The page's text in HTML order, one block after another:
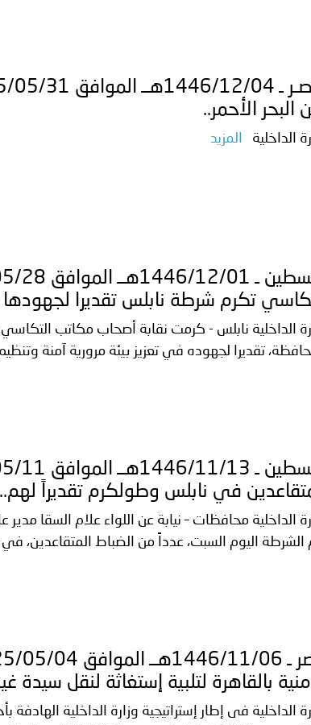
بتعيين اللواء حمد أحمد المنيفي وكيل وزارة
لمجلس وزراء الداخلية العرب بشأن الاعتداءات
البحر الأحمر..
الداخلية المزيد
تكرم شرطة نابلس تقديرا لجهودها
الداخلية نابلس - كرمت نقابة أصحاب مكاتب
تقديرا لجهوده في تعزيز بيئة مرورية آمنة
في نابلس وطولكرم تقديراً لهم..
الداخلية محافظات – نيابة عن اللواء علام السقا
الشرطة اليوم السبت، عدداً من الضباط المتقاعدين،
بالقاهرة لتلبية إستغاثة لنقل
الداخلية فى إطار إستراتيجية وزارة الداخلية